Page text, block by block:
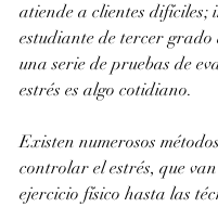
atiende a clientes difíciles;
estudiante de tercer grado
una serie de pruebas de
estrés es algo cotidiano.
Existen numerosos
controlar el estrés, que
ejercicio físico hasta las